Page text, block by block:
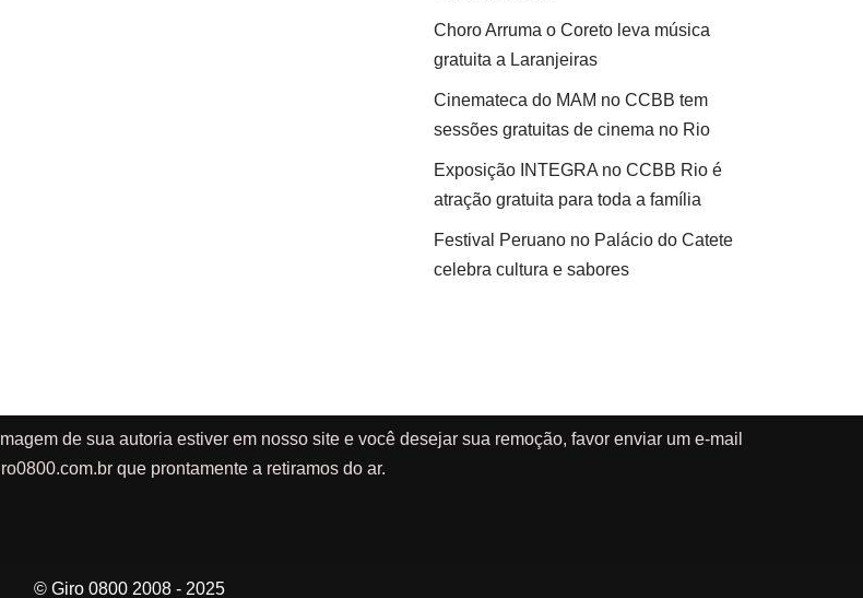
Choro Arruma o Coreto leva música
gratuita a Laranjeiras
Cinemateca do MAM no CCBB tem
sessões gratuitas de cinema no Rio
Exposição INTEGRA no CCBB Rio é
atração gratuita para toda a família
Festival Peruano no Palácio do Catete
celebra cultura e sabores
de sua autoria estiver em nosso site e você desejar sua remoção, favor enviar um e-mail
que prontamente a retiramos do ar.
© Giro 0800 2008 - 2025